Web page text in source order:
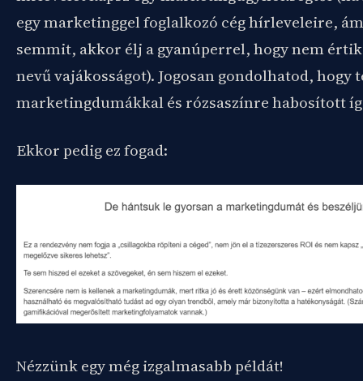
egy marketinggel foglalkozó cég hírleveleire,
semmit, akkor élj a gyanúperrel, hogy nem
nevű vajákosságot). Jogosan gondolhatod, hogy
marketingdumákkal és rózsaszínre habosított
Ekkor pedig ez fogad:
Nézzünk egy még izgalmasabb példát!